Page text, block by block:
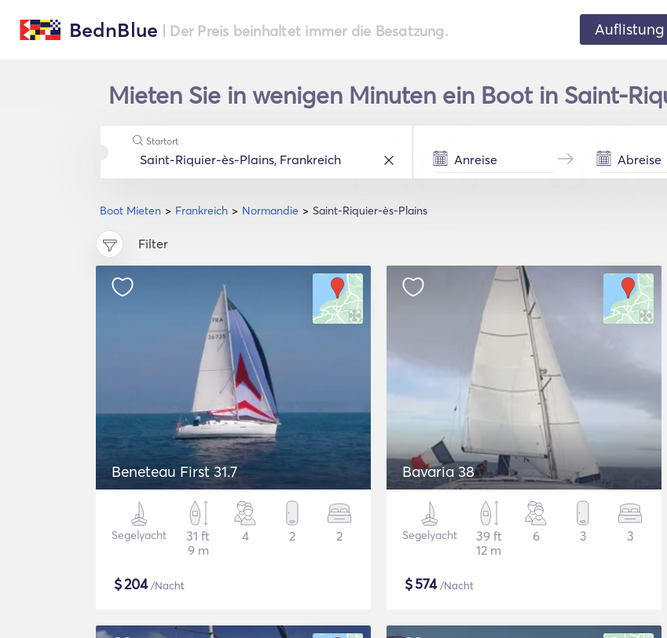
BednBlue | Der Preis beinhaltet immer die Besatzung.
Mieten Sie in wenigen Minuten ein Boot in Saint-
Boot Mieten Frankreich Normandie Saint-Riquier-ès-Plains
Startort
Filter
Beneteau First 31.7
Segelyacht
31 ft
9 m
4 2 2
$204/Nacht
Bavaria 38
Segelyacht
39 ft
12 m
6 3 3
$574/Nacht